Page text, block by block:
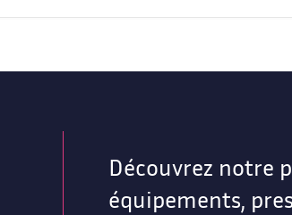
Découvrez notre
équipements,